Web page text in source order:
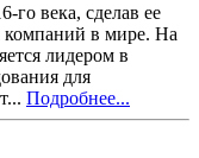
го века, сделав ее
компаний в мире. На
лидером в
для
Подробнее...